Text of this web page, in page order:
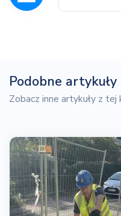
Podobne artykuły
Zobacz inne artykuły z tej